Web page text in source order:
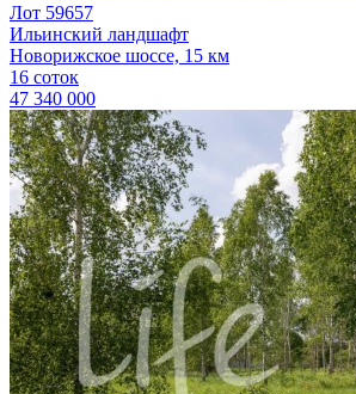
Лот 59657
Ильинский ландшафт
Новорижское шоссе, 15 км
16 соток
47 340 000